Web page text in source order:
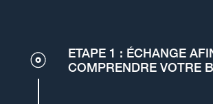
ETAPE 1 : ÉCHANGE
COMPRENDRE VOTRE